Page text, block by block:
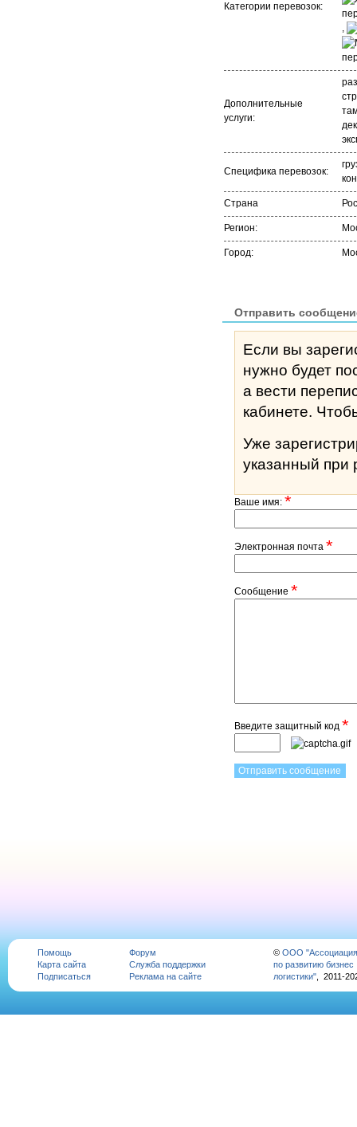
Категории перевозок:
,
Дополнительные
услуги:
Специфика перевозок:
Страна
Регион:
Город:
Отправить
Если вы
нужно будет
а вести
Уже
указанный при
Ваше имя:*
Электронная почта *
Сообщение *
Введите защитный код *
Помощь
Карта сайта
Подписаться
Форум
Служба поддержки
Реклама на сайте
© ООО "Ассоциация
по развитию бизнес
логистики", 2011-